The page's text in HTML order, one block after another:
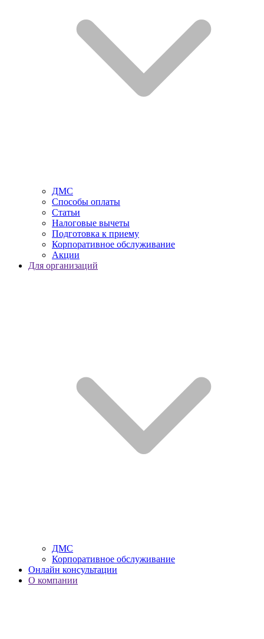
ДМС
Способы оплаты
Статьи
Налоговые вычеты
Подготовка к приему
Корпоративное обслуживание
Акции
Для организаций
ДМС
Корпоративное обслуживание
Онлайн консультации
О компании